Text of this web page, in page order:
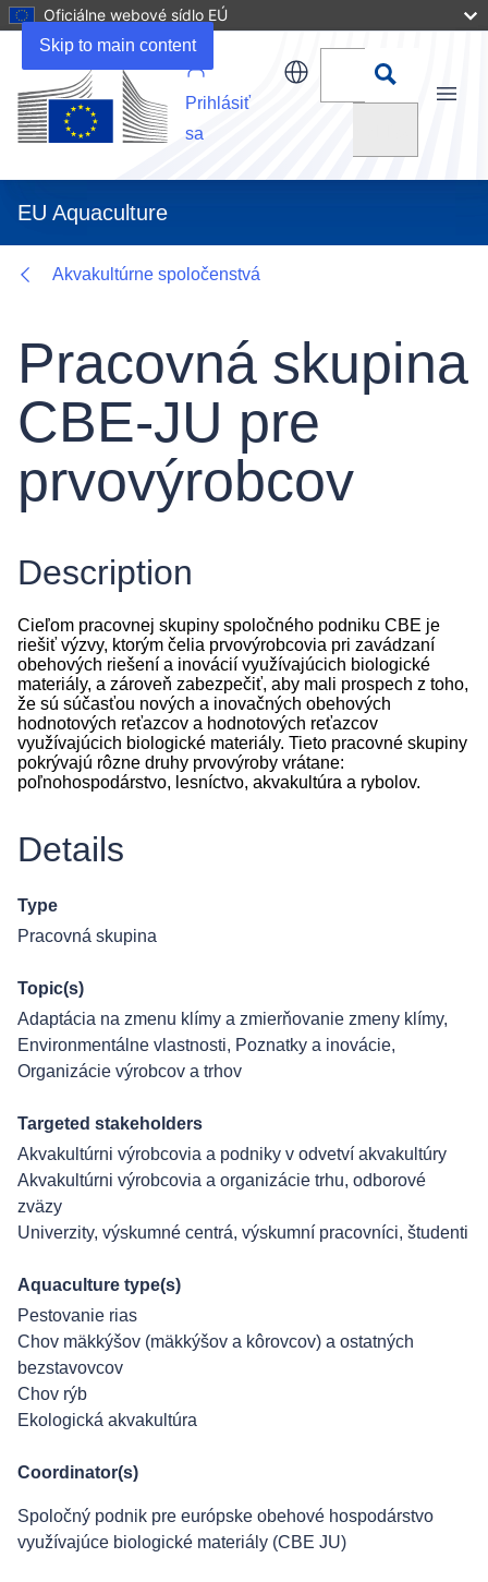
Skip to main content
Oficiálne webové sídlo EÚ
Prihlásiť
sa
EU Aquaculture
Menu
Akvakultúrne spoločenstvá
Pracovná skupina
CBE-JU pre
prvovýrobcov
Details
Description
Cieľom pracovnej skupiny spoločného podniku CBE je
riešiť výzvy, ktorým čelia prvovýrobcovia pri zavádzaní
obehových riešení a inovácií využívajúcich biologické
materiály, a zároveň zabezpečiť, aby mali prospech z toho,
že sú súčasťou nových a inovačných obehových
hodnotových reťazcov a hodnotových reťazcov
využívajúcich biologické materiály. Tieto pracovné skupiny
pokrývajú rôzne druhy prvovýroby vrátane:
poľnohospodárstvo, lesníctvo, akvakultúra a rybolov.
Details
Type
Pracovná skupina
Topic(s)
Adaptácia na zmenu klímy a zmierňovanie zmeny klímy,
Environmentálne vlastnosti, Poznatky a inovácie,
Organizácie výrobcov a trhov
Targeted stakeholders
Akvakultúrni výrobcovia a podniky v odvetví akvakultúry
Akvakultúrni výrobcovia a organizácie trhu, odborové
zväzy
Univerzity, výskumné centrá, výskumní pracovníci, študenti
Aquaculture type(s)
Pestovanie rias
Chov mäkkýšov (mäkkýšov a kôrovcov) a ostatných
bezstavovcov
Chov rýb
Ekologická akvakultúra
Coordinator(s)
Spoločný podnik pre európske obehové hospodárstvo
využívajúce biologické materiály (CBE JU)